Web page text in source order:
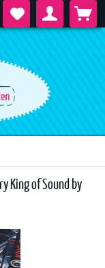
King of Sound by